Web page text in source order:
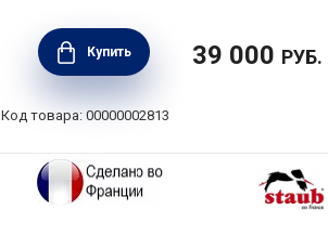
Купить 39 000 РУБ.
Код товара: 00000002813